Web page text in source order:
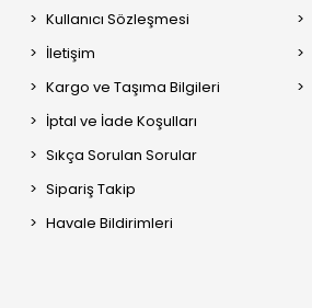
Kullanıcı Sözleşmesi
İletişim
Kargo ve Taşıma Bilgileri
İptal ve İade Koşulları
Sıkça Sorulan Sorular
Sipariş Takip
Havale Bildirimleri